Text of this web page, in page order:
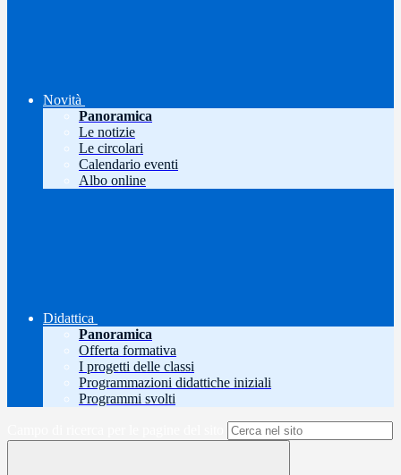
Novità
Panoramica
Le notizie
Le circolari
Calendario eventi
Albo online
Didattica
Panoramica
Offerta formativa
I progetti delle classi
Programmazioni didattiche iniziali
Programmi svolti